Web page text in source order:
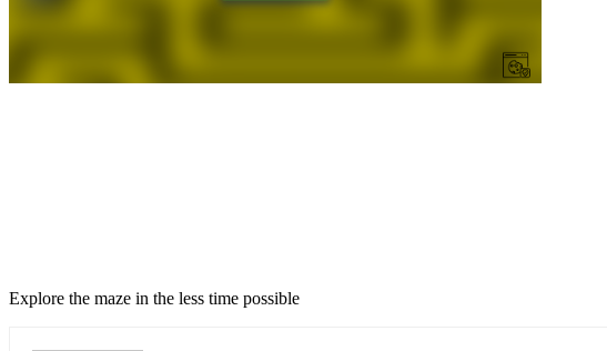
Explore the maze in the less time possible